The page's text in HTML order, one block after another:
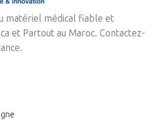
matériel médical fiable et
et Partout au Maroc. Contactez-